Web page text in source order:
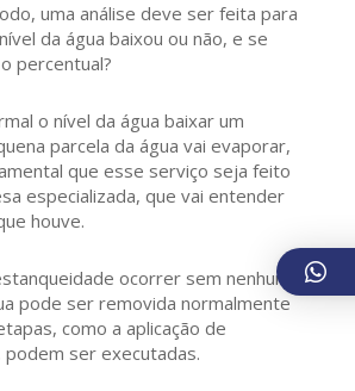
uma análise deve ser feita para
da água baixou ou não, e se
percentual?
o nível da água baixar um
parcela da água vai evaporar,
que esse serviço seja feito
especializada, que vai entender
houve.
ocorrer sem nenhuma
pode ser removida normalmente
como a aplicação de
ser executadas.